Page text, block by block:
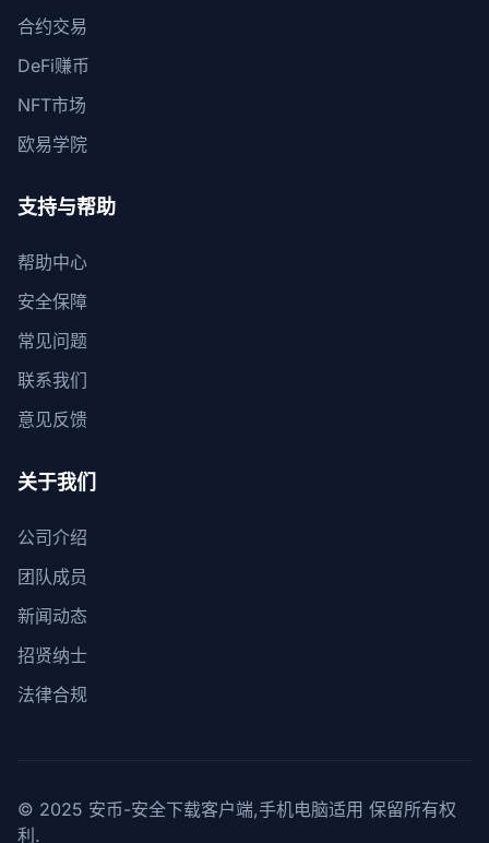
合约交易
DeFi赚币
NFT市场
欧易学院
支持与帮助
帮助中心
安全保障
常见问题
联系我们
意见反馈
关于我们
公司介绍
团队成员
新闻动态
招贤纳士
法律合规
© 2025 安币-安全下载客户端,手机电脑适用 保留所有权
利.